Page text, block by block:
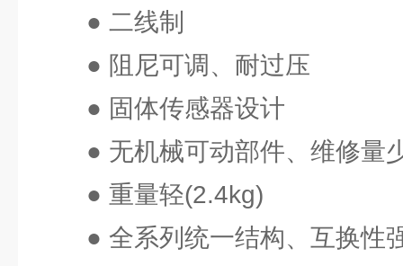
● 二线制
● 阻尼可调、耐过压
● 固体传感器设计
● 无机械可动部件、维修量
● 重量轻(2.4kg)
● 全系列统一结构、互换性